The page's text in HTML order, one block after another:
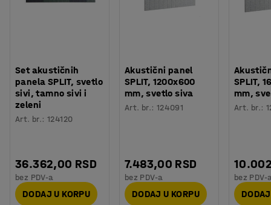
Set akustičnih
panela SPLIT, svetlo
sivi, tamno sivi i
zeleni
Art. br.:124120
36.362,00 RSD
bez PDV-a
DODAJ U KORPU
Akustični panel
SPLIT, 1200x600
mm, svetlo siva
Art. br.: 124091
7.483,00 RSD
bez PDV-a
DODAJ U KORPU
SPLIT,
mm,
Art. br.:
bez PDV-